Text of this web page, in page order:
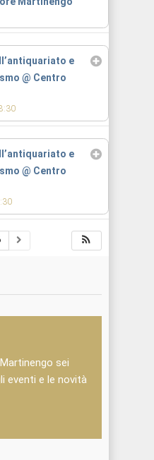
e
@ Centro
e
@ Centro
sei
eventi e le novità